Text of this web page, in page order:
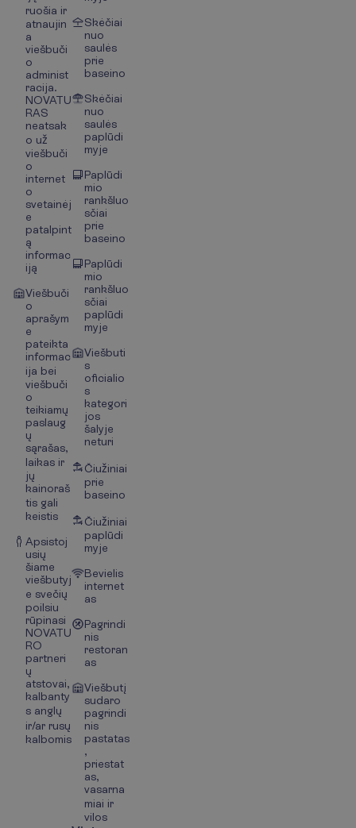
ruošia ir
atnaujin
a
viešbuči
o
administ
racija.
NOVATU
RAS
neatsak
o už
viešbuči
o
internet
o
svetainėj
e
patalpint
ą
informac
iją
Viešbuči
o
aprašym
e
pateikta
informac
ija bei
viešbuči
o
teikiamų
paslaug
ų
sąrašas,
laikas ir
jų
kainoraš
tis gali
keistis
Apsistoj
usių
šiame
viešbutyj
e svečių
poilsiu
rūpinasi
NOVATU
RO
partneri
ų
atstovai,
kalbanty
s anglų
ir/ar rusų
kalbomis
Skėčiai
nuo
saulės
prie
baseino
Skėčiai
nuo
saulės
paplūdi
myje
Paplūdi
mio
rankšluo
sčiai
prie
baseino
Paplūdi
mio
rankšluo
sčiai
paplūdi
myje
Viešbuti
s
oficialio
s
kategori
jos
šalyje
neturi
Čiužiniai
prie
baseino
Čiužiniai
paplūdi
myje
Bevielis
internet
as
Pagrindi
nis
restoran
as
Viešbutį
sudaro
pagrindi
nis
pastatas
,
priestat
as,
vasarna
miai ir
vilos